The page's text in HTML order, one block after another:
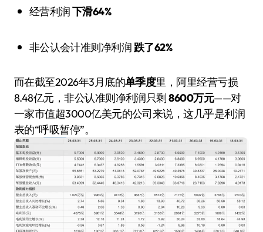
经营利润下滑64%
非公认会计准则净利润 跌了62%
而在截至2026年3月底的单季度里，阿里经营亏损
8.48亿元，非公认准则净利润只剩8600万元——对
一家市值超3000亿美元的公司来说，这几乎是利润
表的“呼吸暂停”。